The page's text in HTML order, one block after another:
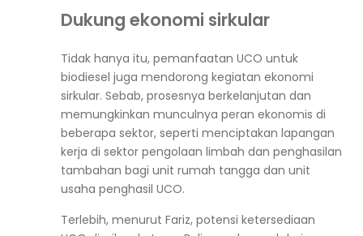
Dukung ekonomi sirkular
Tidak hanya itu, pemanfaatan UCO untuk
biodiesel juga mendorong kegiatan ekonomi
sirkular. Sebab, prosesnya berkelanjutan dan
memungkinkan munculnya peran ekonomis di
beberapa sektor, seperti menciptakan lapangan
kerja di sektor pengolaan limbah dan penghasilan
tambahan bagi unit rumah tangga dan unit
usaha penghasil UCO.
Terlebih, menurut Fariz, potensi ketersediaan